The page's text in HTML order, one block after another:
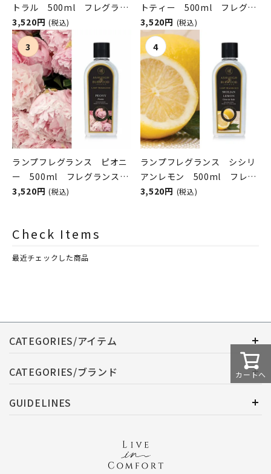
トラル 500ml フレグラン
スランプ用オイル
ASHLEIGH&BURWOOD（ア
シュレイアンドバーウッド）
3,520円 (税込)
トティー 500ml フレグラ
ンスランプ用オイル
ASHLEIGH&BURWOOD（ア
シュレイアンドバーウッド）
3,520円 (税込)
ランプフレグランス ピオニ
ー 500ml フレグランスラ
ンプ用オイル
3,520円 (税込)
ランプフレグランス シシリ
アンレモン 500ml フレグ
ランスランプ用オイル
3,520円 (税込)
Check Items
最近チェックした商品
カートへ
CATEGORIES/アイテム
CATEGORIES/ブランド
GUIDELINES